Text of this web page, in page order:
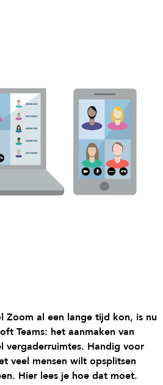
Zoom al een lange tijd kon, is nu
Teams: het aanmaken van
vergaderruimtes. Handig voor
veel mensen wilt opsplitsen
Hier lees je hoe dat moet.